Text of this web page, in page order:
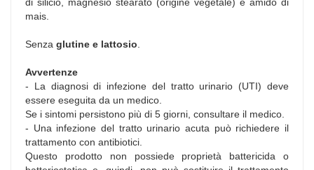
mais.
Senza glutine e lattosio
Avvertenze
- La diagnosi di infezione del tratto urinario (UTI) deve
essere eseguita da un medico.
Se i sintomi persistono più di 5 giorni, consultare il medico.
- Una infezione del tratto urinario acuta può richiedere il
trattamento con antibiotici.
Questo prodotto non possiede proprietà battericida o